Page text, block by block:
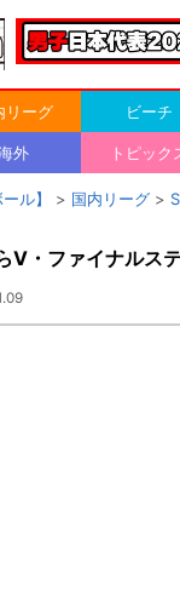
リーグ ビーチ
外 トピック
ル】 > 国内リーグ >
V・ファイナルス